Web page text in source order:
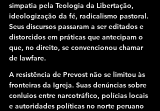
simpatia pela Teologia da Libertação,
ideologização da fé, radicalismo pastoral.
Seus discursos passaram a ser editados e
distorcidos em práticas que antecipam o
que, no direito, se convencionou chamar
de lawfare.
A resistência de Prevost não se limitou às
fronteiras da Igreja. Suas denúncias sobre
conluios entre narcotráfico, polícias locais
e autoridades políticas no norte peruano